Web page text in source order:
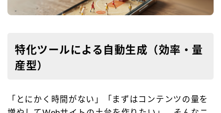
特化ツールによる自動生成（効率・量
産型）
「とにかく時間がない」「まずはコンテンツの量を